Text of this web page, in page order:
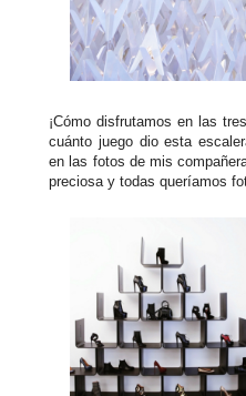
¡Cómo disfrutamos en las
cuánto juego dio esta
en las fotos de mis
preciosa y todas queríamos